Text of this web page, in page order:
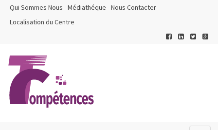
Qui Sommes Nous Médiathéque
Nous Contacter
Localisation du Centre